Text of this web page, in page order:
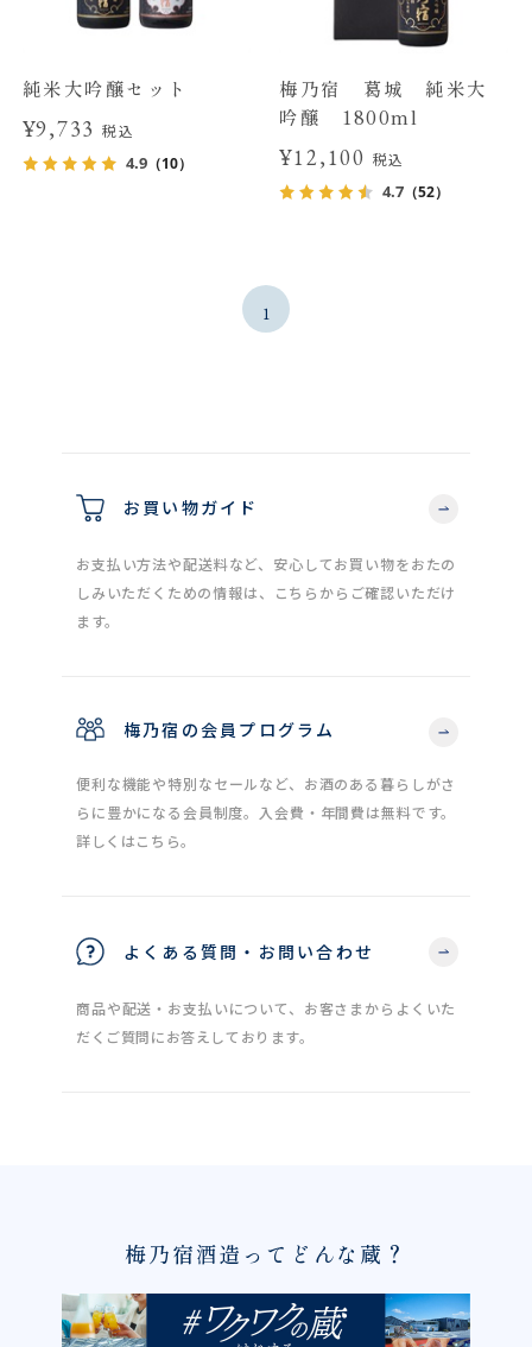
純米大吟醸セット
¥9,733税込
4.9（10）
梅乃宿 葛城 純米大
吟醸 1800ml
¥12,100 税込
4.7 （52）
1
お買い物ガイド
お支払い方法や配送料など、安心してお買い物をおたの
しみいただくための情報は、こちらからご確認いただけ
ます。
梅乃宿の会員プログラム
便利な機能や特別なセールなど、お酒のある暮らしがさ
らに豊かになる会員制度。入会費・年間費は無料です。
詳しくはこちら。
よくある質問・お問い合わせ
商品や配送・お支払いについて、お客さまからよくいた
だくご質問にお答えしております。
梅乃宿酒造ってどんな蔵？